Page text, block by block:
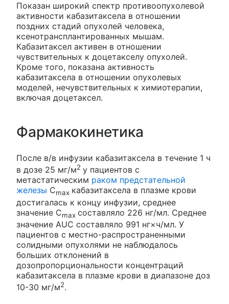
Показан широкий спектр противоопухолевой
активности кабазитаксела в отношении
поздних стадий опухолей человека,
ксенотрансплантированных мышам.
Кабазитаксел активен в отношении
чувствительных к доцетакселу опухолей.
Кроме того, показана активность
кабазитаксела в отношении опухолевых
моделей, нечувствительных к химиотерапии,
включая доцетаксел.
Фармакокинетика
После в/в инфузии кабазитаксела в течение 1 ч
в дозе 25 мг/м2 у пациентов с
метастатическим раком предстательной
железы Cmax кабазитаксела в плазме крови
достигалась к концу инфузии, среднее
значение Cmax составляло 226 нг/мл. Среднее
значение AUC составляло 991 нг×ч/мл. У
пациентов с местно-распространенными
солидными опухолями не наблюдалось
больших отклонений в
дозопропорциональности концентраций
кабазитаксела в плазме крови в диапазоне доз
10-30 мг/м2.